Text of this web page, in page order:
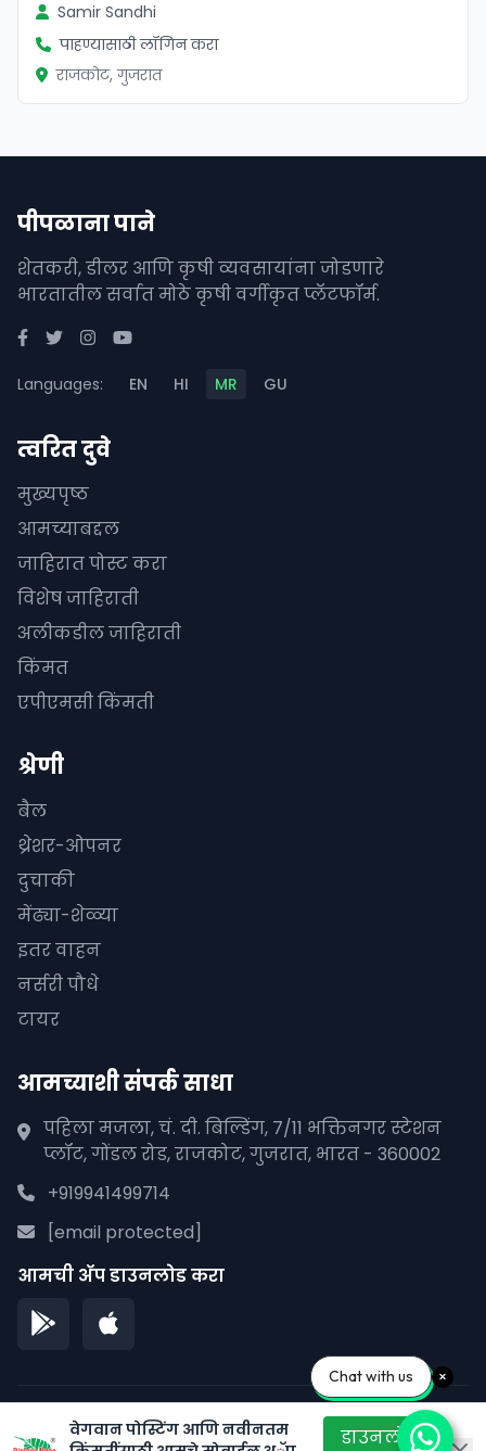
Samir Sandhi
पाहण्यासाठी लॉगिन करा
राजकोट, गुजरात
पीपळाना पाने
शेतकरी, डीलर आणि कृषी व्यवसायांना जोडणारे
भारतातील सर्वात मोठे कृषी वर्गीकृत प्लॅटफॉर्म.
Languages: EN HI MR GU
त्वरित दुवे
मुख्यपृष्ठ
आमच्याबद्दल
जाहिरात पोस्ट करा
विशेष जाहिराती
अलीकडील जाहिराती
किंमत
एपीएमसी किंमती
श्रेणी
बैल
थ्रेशर-ओपनर
दुचाकी
मेंढ्या-शेळ्या
इतर वाहन
नर्सरी पौधे
टायर
आमच्याशी संपर्क साधा
पहिला मजला, चं. दी. बिल्डिंग, 7/11 भक्तिनगर स्टेशन
प्लॉट, गोंडल रोड, राजकोट, गुजरात, भारत - 360002
+919941499714
[email protected]
आमची अ‍ॅप डाउनलोड करा
© 2026 पीपळाना पाने. सर्व हक्क राखीव.
वेगवान पोस्टिंग आणि नवीनतम
डाउनलोड
Chat with us